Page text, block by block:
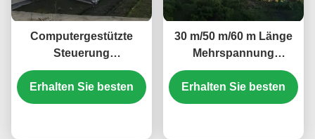
Computergestützte
Steuerung
Landwirtschaftliche
Gewächshäuser
Gemüse Anbau
Erhalten Sie besten
30 m/50 m/60 m Länge
Mehrspannung
Gewächshaus
Gemüsepflanze
Kunststofffolie
Erhalten Sie besten